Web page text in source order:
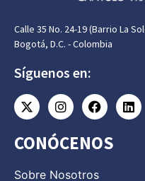
Calle 35 No. 24-19 (Barrio La
Bogotá, D.C. - Colombia
Síguenos en:
CONÓCENOS
Sobre Nosotros